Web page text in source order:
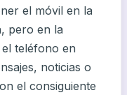
el móvil en la
pero en la
teléfono en
noticias o
el consiguiente